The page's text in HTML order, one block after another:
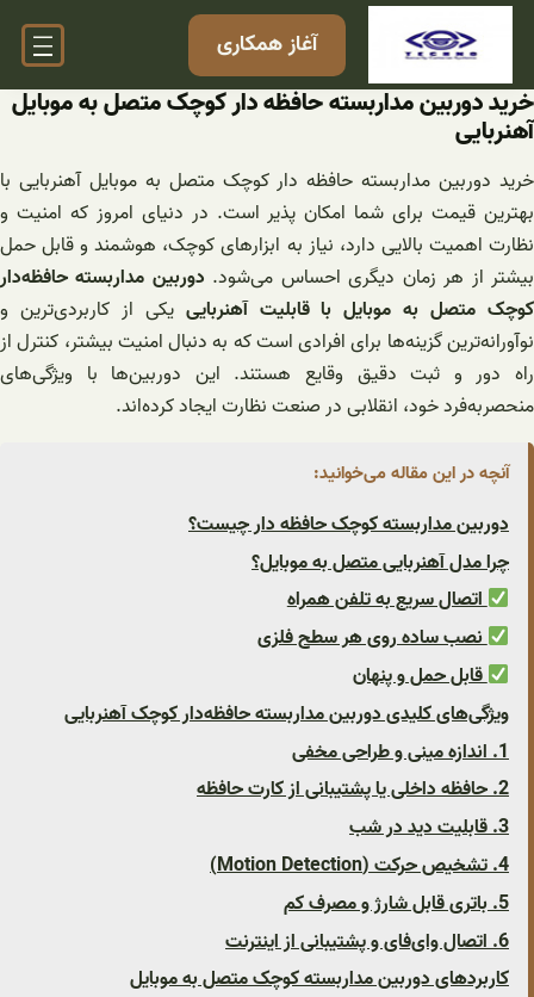
رفتن
آغاز همکاری
خرید دوربین مداربسته حافظه دار کوچک متصل به موبایل
آهنربایی
خرید دوربین مداربسته حافظه دار کوچک متصل به موبایل آهنربایی با
بهترین قیمت برای شما امکان پذیر است. در دنیای امروز که امنیت و
نظارت اهمیت بالایی دارد، نیاز به ابزارهای کوچک، هوشمند و قابل حمل
بیشتر از هر زمان دیگری احساس می‌شود. دوربین مداربسته حافظه‌دار
کوچک متصل به موبایل با قابلیت آهنربایی یکی از کاربردی‌ترین و
نوآورانه‌ترین گزینه‌ها برای افرادی است که به دنبال امنیت بیشتر، کنترل از
راه دور و ثبت دقیق وقایع هستند. این دوربین‌ها با ویژگی‌های
منحصربه‌فرد خود، انقلابی در صنعت نظارت ایجاد کرده‌اند.
آنچه در این مقاله می‌خوانید:
دوربین مداربسته کوچک حافظه دار چیست؟
چرا مدل آهنربایی متصل به موبایل؟
اتصال سریع به تلفن همراه
نصب ساده روی هر سطح فلزی
قابل حمل و پنهان
ویژگی‌های کلیدی دوربین مداربسته حافظه‌دار کوچک آهنربایی
1. اندازه مینی و طراحی مخفی
2. حافظه داخلی یا پشتیبانی از کارت حافظه
3. قابلیت دید در شب
4. تشخیص حرکت (Motion Detection)
5. باتری قابل شارژ و مصرف کم
6. اتصال وای‌فای و پشتیبانی از اینترنت
کاربردهای دوربین مداربسته کوچک متصل به موبایل